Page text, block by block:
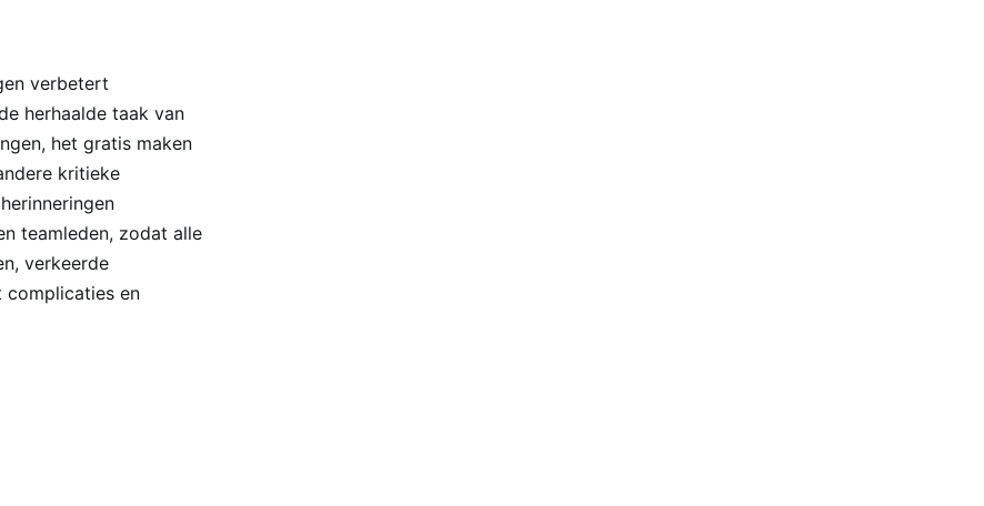
verbetert
herhaalde taak van
het gratis maken
kritieke
teamleden, zodat alle
verkeerde
complicaties en